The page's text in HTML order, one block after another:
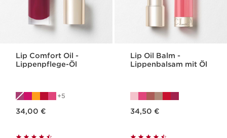
Lip Comfort Oil -
Lippenpflege-Öl
5
34,00 €
Lip Oil Balm -
Lippenbalsam mit Öl
34,50 €